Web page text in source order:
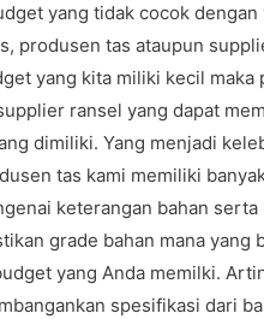
yang tidak cocok
produsen tas ataupun
yang kita miliki kecil maka
ransel yang dapat
dimiliki. Yang menjadi
tas kami memiliki
keterangan bahan
grade bahan mana
yang Anda memilki.
spesifikasi dari